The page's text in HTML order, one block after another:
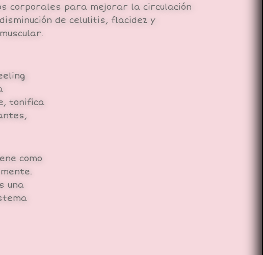
corporales para mejorar la circulación
de celulitis, flacidez y
tonifica
como
una